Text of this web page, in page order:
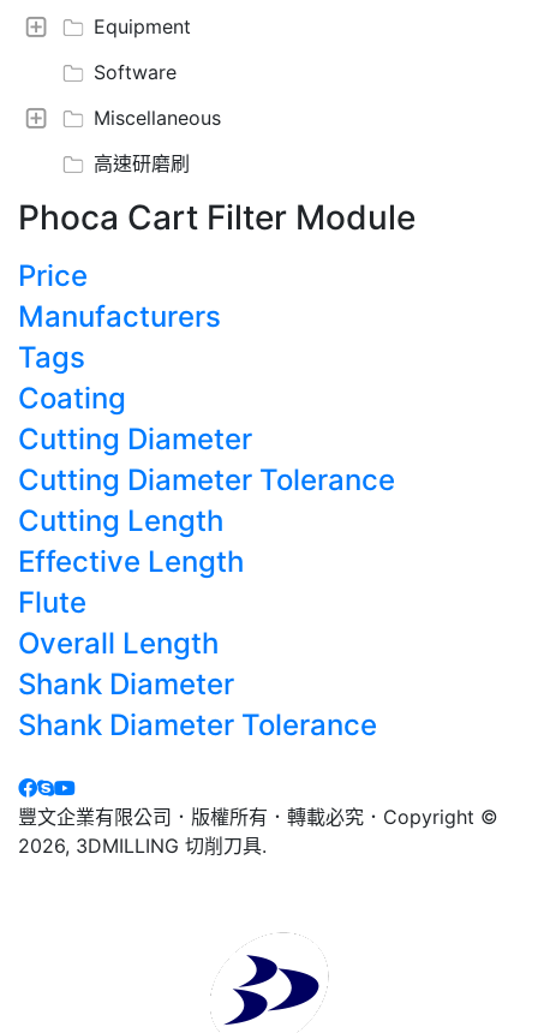
Equipment
Software
Miscellaneous
高速研磨刷
Phoca Cart Filter Module
Price
Manufacturers
Tags
Coating
Cutting Diameter
Cutting Diameter Tolerance
Cutting Length
Effective Length
Flute
Overall Length
Shank Diameter
Shank Diameter Tolerance
豐文企業有限公司．版權所有．轉載必究．Copyright ©
2026, 3DMILLING 切削刀具.